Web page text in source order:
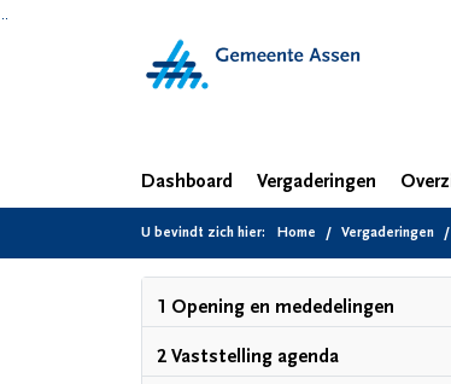
Dashboard Vergaderingen
U bevindt zich hier: Home Vergaderingen
1 Opening en mededelingen
2 Vaststelling agenda